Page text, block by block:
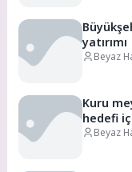
yatırımı
Beyaz
Kuru
hedefi
Beyaz